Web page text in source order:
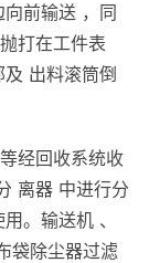
前输送 ，同
打在工件表
出料滚筒倒
经回收系统收
离器 中进行分
。输送机 、
袋除尘器过滤